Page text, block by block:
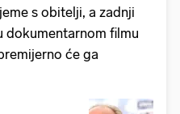
s obitelji, a zadnji
dokumentarnom filmu
će ga